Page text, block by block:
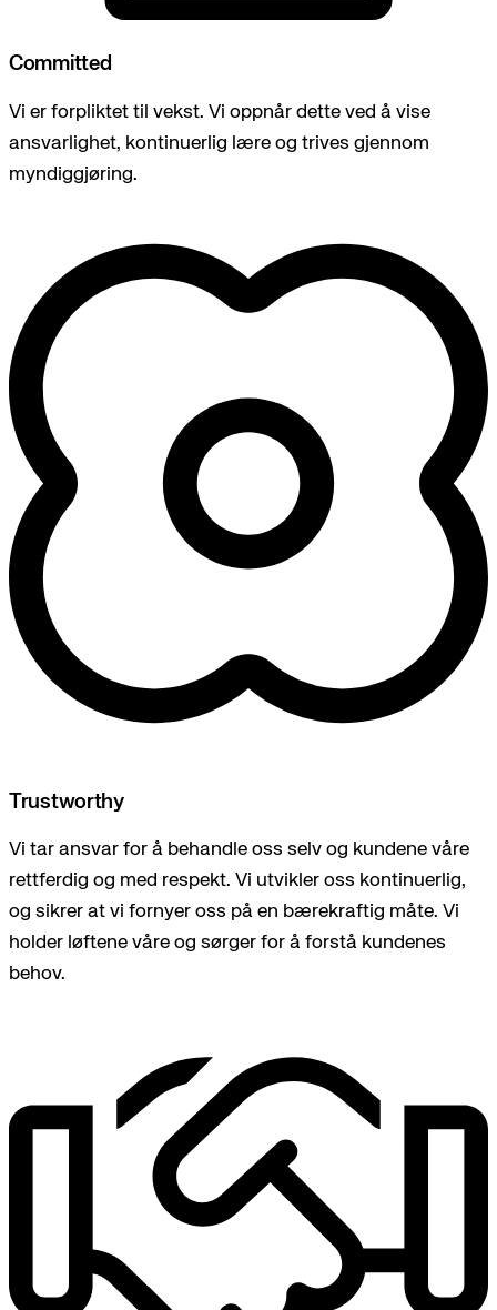
Committed
Vi er forpliktet til vekst. Vi oppnår dette ved å vise
ansvarlighet, kontinuerlig lære og trives gjennom
myndiggjøring.
Trustworthy
Vi tar ansvar for å behandle oss selv og kundene våre
rettferdig og med respekt. Vi utvikler oss kontinuerlig,
og sikrer at vi fornyer oss på en bærekraftig måte. Vi
holder løftene våre og sørger for å forstå kundenes
behov.